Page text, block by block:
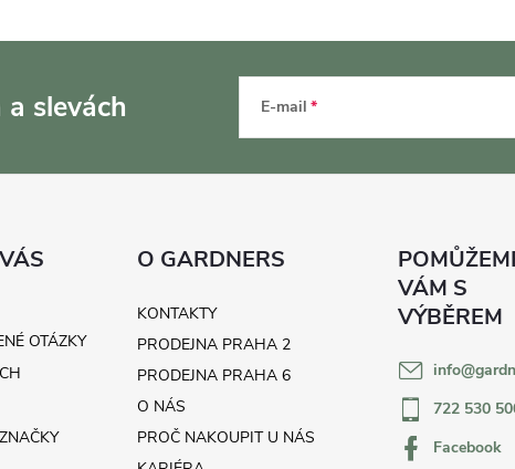
a slevách E-mail
OTÁZKY
O GARDNERS
KONTAKTY
PRODEJNA PRAHA 2
PRODEJNA PRAHA 6
O NÁS
PROČ NAKOUPIT U NÁS
info@
722 530
Facebook